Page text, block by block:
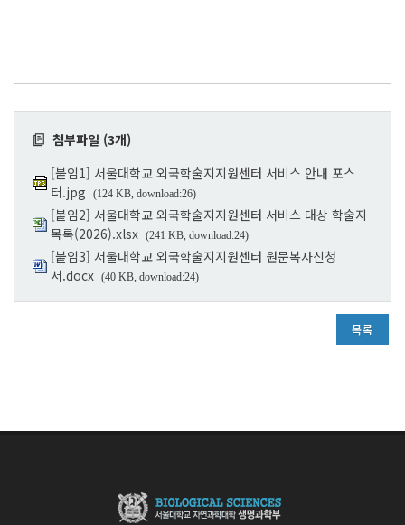
첨부파일 (3개)
[붙임1] 서울대학교 외국학술지지원센터 서비스 안내 포스
터.jpg
(124 KB, download:26)
[붙임2] 서울대학교 외국학술지지원센터 서비스 대상 학술지
목록(2026).xlsx (241 KB, download:24)
[붙임3] 서울대학교 외국학술지지원센터 원문복사신청
서.docx (40 KB, download:24)
목록